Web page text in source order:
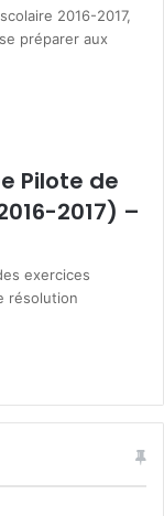
2016-2017,
préparer aux
Pilote de
2017) –
exercices
résolution